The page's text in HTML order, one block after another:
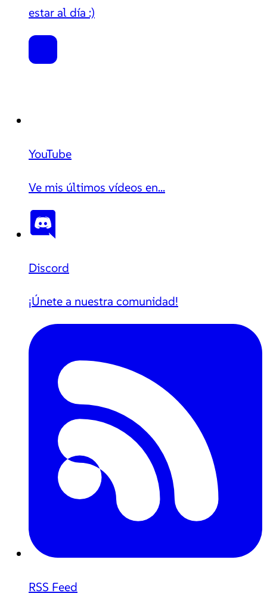
estar al día :)
YouTube
Ve mis últimos vídeos en...
Discord
¡Únete a nuestra comunidad!
RSS Feed